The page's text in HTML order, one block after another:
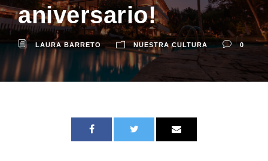
aniversario!
LAURA BARRETO NUESTRA CULTURA 0